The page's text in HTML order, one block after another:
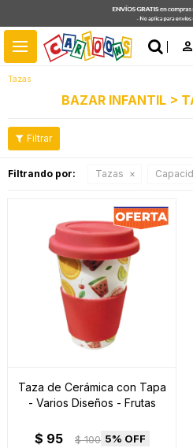
menu
Tazas
BAZAR INFANTIL >
Filtrando por: Tazas
Taza de Cerámica con Tapa
- Varios Diseños - Frutas
$ 95 $ 100 5
close